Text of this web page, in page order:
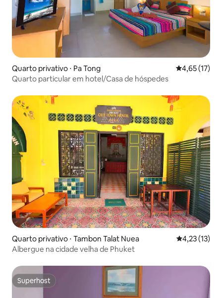
Quarto privativo ⋅ Pa Tong 4,65 de uma
4,65 (17)
Quarto particular em hotel/Casa de hóspedes
Quarto privativo ⋅ Tambon Talat Nuea 4,23 de uma
4,23 (13)
Albergue na cidade velha de Phuket
Superhost
Superhost